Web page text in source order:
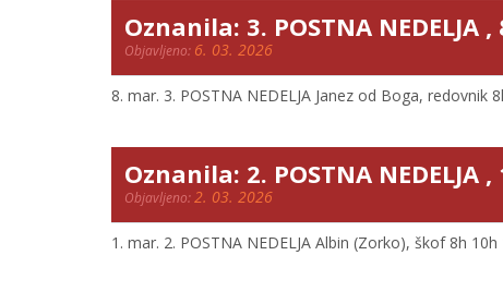
Oznanila: 3. POSTNA NEDELJA
Objavljeno: 6. 03. 2026
8. mar. 3. POSTNA NEDELJA Janez od Boga, redovnik
Oznanila: 2. POSTNA NEDELJA
Objavljeno:2. 03. 2026
1. mar. 2. POSTNA NEDELJA Albin (Zorko), škof 8h